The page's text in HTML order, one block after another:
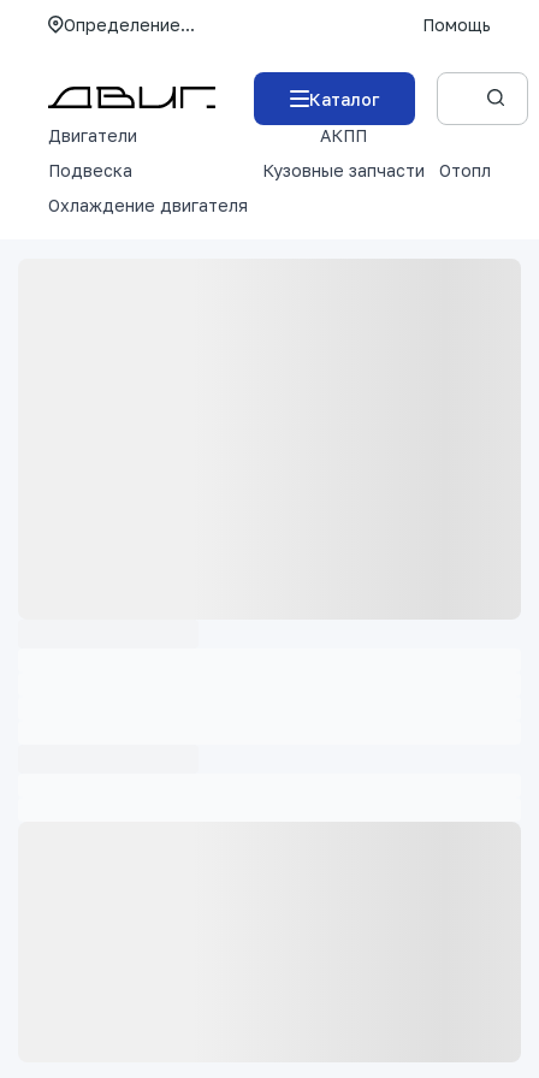
Определение... Помощь
Каталог
Двигатели
АКПП
Подвеска
Кузовные запчасти
Отопление
Охлаждение двигателя